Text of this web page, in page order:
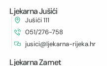
Ljekarna Jušići
Jušići 111
051/276-758
jusici@ljekarna-rijeka.hr
Ljekarna Zamet